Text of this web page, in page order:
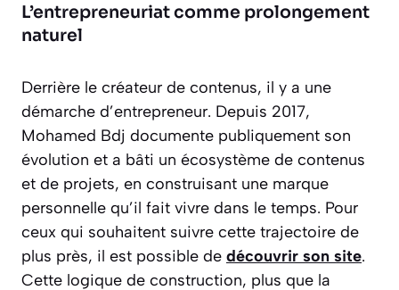
L’entrepreneuriat comme prolongement
naturel
Derrière le créateur de contenus, il y a une
démarche d’entrepreneur. Depuis 2017,
Mohamed Bdj documente publiquement son
évolution et a bâti un écosystème de contenus
et de projets, en construisant une marque
personnelle qu’il fait vivre dans le temps. Pour
ceux qui souhaitent suivre cette trajectoire de
plus près, il est possible de découvrir son site.
Cette logique de construction, plus que la